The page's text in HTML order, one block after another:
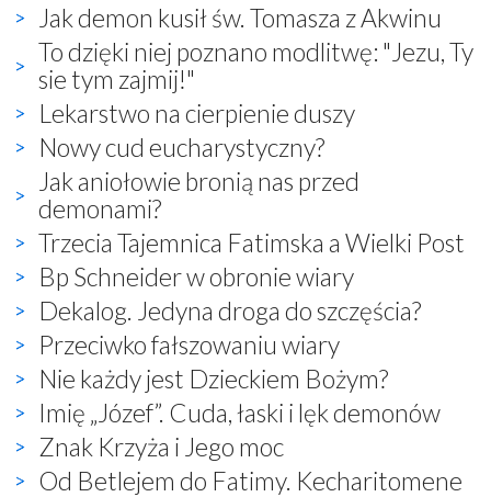
Jak demon kusił św. Tomasza z Akwinu
To dzięki niej poznano modlitwę: "Jezu, Ty
sie tym zajmij!"
Lekarstwo na cierpienie duszy
Nowy cud eucharystyczny?
Jak aniołowie bronią nas przed
demonami?
Trzecia Tajemnica Fatimska a Wielki Post
Bp Schneider w obronie wiary
Dekalog. Jedyna droga do szczęścia?
Przeciwko fałszowaniu wiary
Nie każdy jest Dzieckiem Bożym?
Imię „Józef”. Cuda, łaski i lęk demonów
Znak Krzyża i Jego moc
Od Betlejem do Fatimy. Kecharitomene